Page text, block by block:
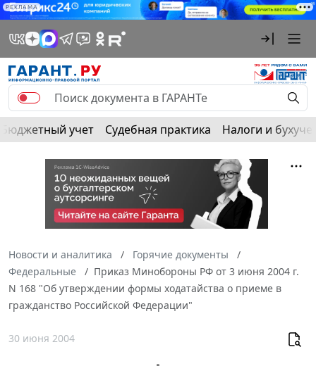
РЕКЛАМА
Бюджетный учет Судебная практика Налоги и
Новости и аналитика
Горячие документы
Федеральные
Приказ Минобороны РФ от 3 июня 2004 г.
N 168 "Об утверждении формы ходатайства о приеме в
гражданство Российской Федерации"
30 июня 2004